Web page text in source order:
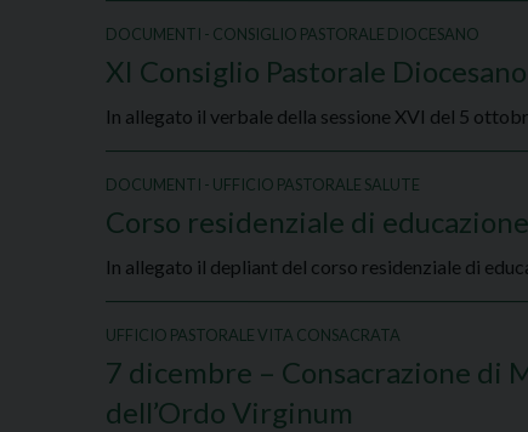
DOCUMENTI - CONSIGLIO PASTORALE DIOCESANO
XI Consiglio Pastorale
In allegato il verbale della sessione XVI del 5
DOCUMENTI - UFFICIO PASTORALE SALUTE
Corso residenziale di
In allegato il depliant del corso residenziale di
UFFICIO PASTORALE VITA CONSACRATA
7 dicembre – Consacrazione di
dell’Ordo Virginum